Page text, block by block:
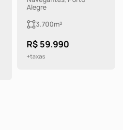
Alegre
3.700m²
R$ 59.990
+taxas